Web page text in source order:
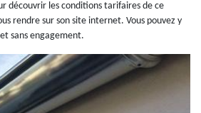
découvrir les conditions tarifaires de ce
rendre sur son site internet. Vous pouvez y
sans engagement.